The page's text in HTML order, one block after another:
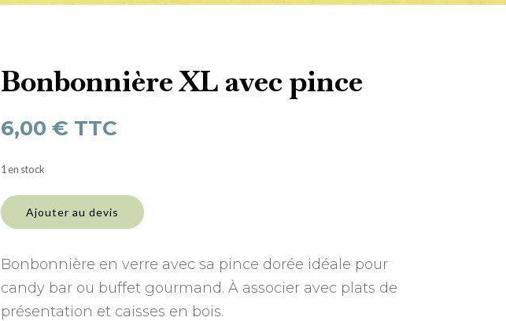
Bonbonnière XL avec pince
6,00 € TTC
1 en stock
de
Bonbonnière
avec
Ajouter au devis
Bonbonnière en verre avec sa pince dorée idéale pour
candy bar ou buffet gourmand. À associer avec plats de
présentation et caisses en bois.